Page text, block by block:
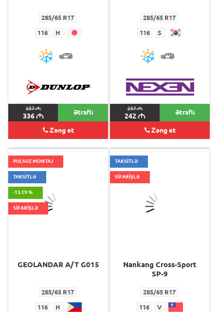
285/65 R17
116 H
357M
336M Ətraflı
Zəng et
285/65 R17
116 S
257M
242M Ətraflı
Zəng et
PULSUZ MONTAJ
TAKSİTLƏ
-13.19 %
SİFARİŞLƏ
GEOLANDAR A/T G015
285/65 R17
116 H
TAKSİTLƏ
SİFARİŞLƏ
Nankang Cross-Sport
SP-9
285/65 R17
116 V